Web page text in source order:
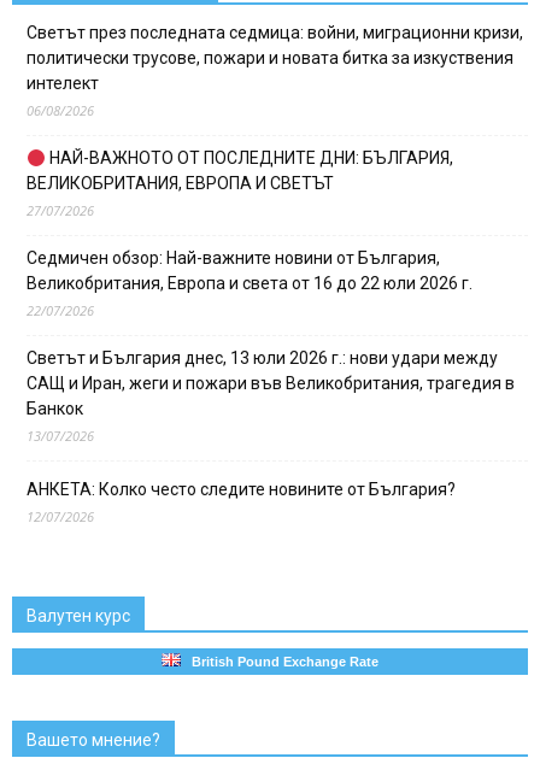
Светът през последната седмица: войни, миграционни кризи,
политически трусове, пожари и новата битка за изкуствения
интелект
06/08/2026
НАЙ-ВАЖНОТО ОТ ПОСЛЕДНИТЕ ДНИ: БЪЛГАРИЯ,
ВЕЛИКОБРИТАНИЯ, ЕВРОПА И СВЕТЪТ
27/07/2026
Седмичен обзор: Най-важните новини от България,
Великобритания, Европа и света от 16 до 22 юли 2026 г.
22/07/2026
Светът и България днес, 13 юли 2026 г.: нови удари между
САЩ и Иран, жеги и пожари във Великобритания, трагедия в
Банкок
13/07/2026
АНКЕТА: Колко често следите новините от България?
12/07/2026
Валутен курс
British Pound Exchange Rate
Вашето мнение?